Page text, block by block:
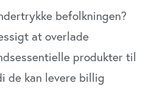
befolkningen?
at overlade
produkter til
de kan levere billig